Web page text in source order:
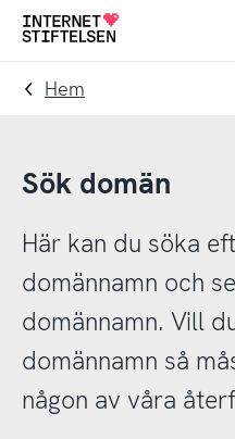
Till
navigering
Till
innehåll
Till
Hem
Sök domän
Här kan du söka
domännamn och
domännamn. Vill
domännamn så
någon av våra